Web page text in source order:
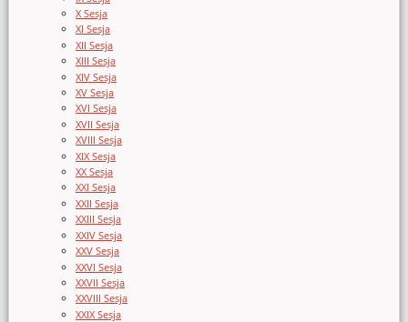
X Sesja
XI Sesja
XII Sesja
XIII Sesja
XIV Sesja
XV Sesja
XVI Sesja
XVII Sesja
XVIII Sesja
XIX Sesja
XX Sesja
XXI Sesja
XXII Sesja
XXIII Sesja
XXIV Sesja
XXV Sesja
XXVI Sesja
XXVII Sesja
XXVIII Sesja
XXIX Sesja